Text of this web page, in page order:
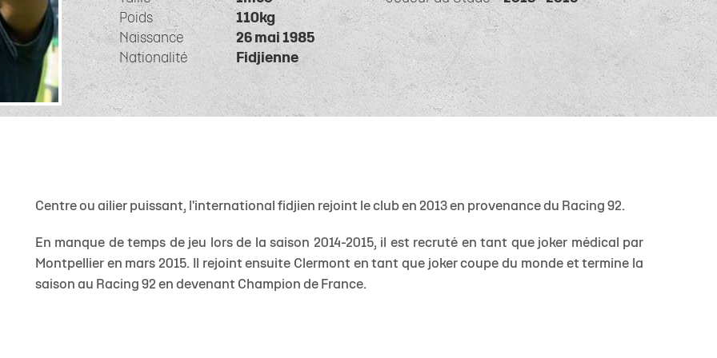
Classement TOP 14
Calendrier Investec Champions Cup
Classement Investec Champions Cup
Calendrier général
1
Recrutement
Calendrier Espoirs U18 Filles
U16 Garçons
U15 Garçons
U15 Filles
Catégorie U8
Catégorie U6
Marcel Deflandre
Famille Stade Rochelais Liens Utiles
Accès au Stade
Nos stages d'été
Offre Merchandising
CSE
Nous contacter
Contact Mécénat
Liens Utiles
Poids
110kg
Naissance
26 mai 1985
Nationalité
Fidjienne
Centre ou ailier puissant, l'international fidjien rejoint le club en 2013 en provenance du Racing 92.
En manque de temps de jeu lors de la saison 2014-2015, il est recruté en tant que joker médical par
Montpellier en mars 2015. Il rejoint ensuite Clermont en tant que joker coupe du monde et termine la
saison au Racing 92 en devenant Champion de France.